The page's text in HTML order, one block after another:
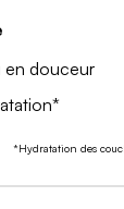
en douceur
*Hydratation des